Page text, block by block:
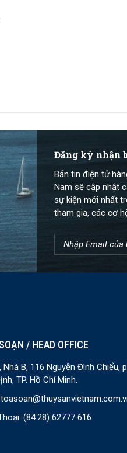
Đăng ký nhận
Bản tin điện tử
Nam sẽ cập nhật
sự kiện mới nhất
tham gia, các cơ
/ HEAD OFFICE
Nhà B, 116 Nguyễn Đình Chiểu,
TP. Hồ Chí Minh.
(84.28) 62777 616